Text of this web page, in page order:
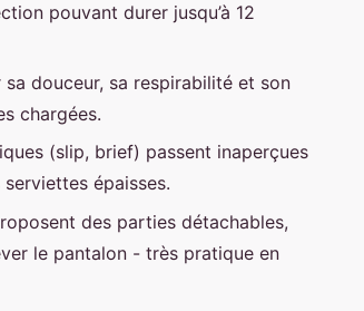
pouvant durer jusqu’à 12
douceur, sa respirabilité et son
chargées.
(slip, brief) passent inaperçues
épaisses.
des parties détachables,
le pantalon - très pratique en